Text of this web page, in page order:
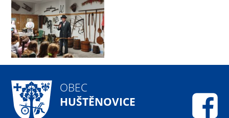
OBEC
HUŠTĚNOVICE